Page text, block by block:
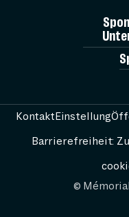
©
KontaktEinstellung
Barrierefreiheit: